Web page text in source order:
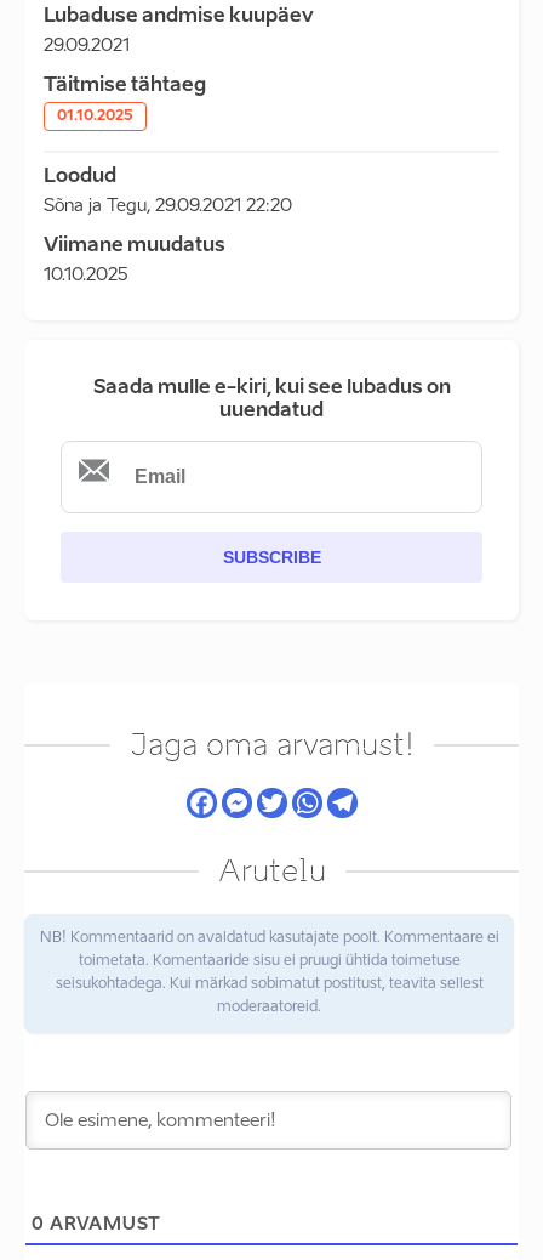
Lubaduse andmise kuupäev
29.09.2021
Täitmise tähtaeg
01.10.2025
Loodud
Sõna ja Tegu, 29.09.2021 22:20
Viimane muudatus
10.10.2025
Saada mulle e-kiri, kui see lubadus on
uuendatud
SUBSCRIBE
Jaga oma arvamust!
Arutelu
NB! Kommentaarid on avaldatud kasutajate poolt. Kommentaare ei
toimetata. Komentaaride sisu ei pruugi ühtida toimetuse
seisukohtadega. Kui märkad sobimatut postitust, teavita sellest
moderaatoreid.
0 ARVAMUST